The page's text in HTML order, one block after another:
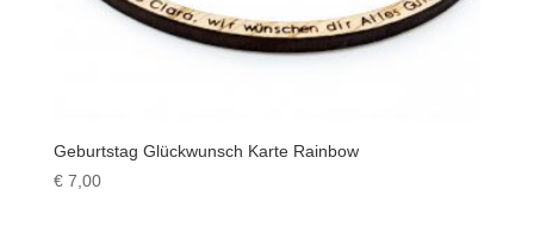
Geburtstag Glückwunsch Karte Rainbow
€7,00